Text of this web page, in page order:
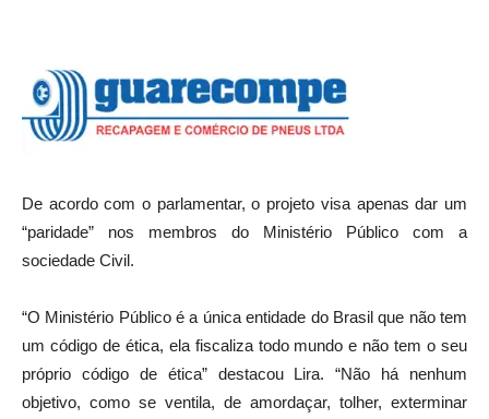
De acordo com o parlamentar, o projeto visa apenas dar um
“paridade” nos membros do Ministério Público com a
sociedade Civil.
“O Ministério Público é a única entidade do Brasil que não tem
um código de ética, ela fiscaliza todo mundo e não tem o seu
próprio código de ética” destacou Lira. “Não há nenhum
objetivo, como se ventila, de amordaçar, tolher, exterminar